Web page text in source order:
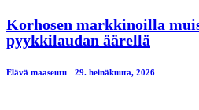
Korhosen markkinoilla
pyykkilaudan äärellä
Elävä maaseutu 29. heinäkuuta, 2026